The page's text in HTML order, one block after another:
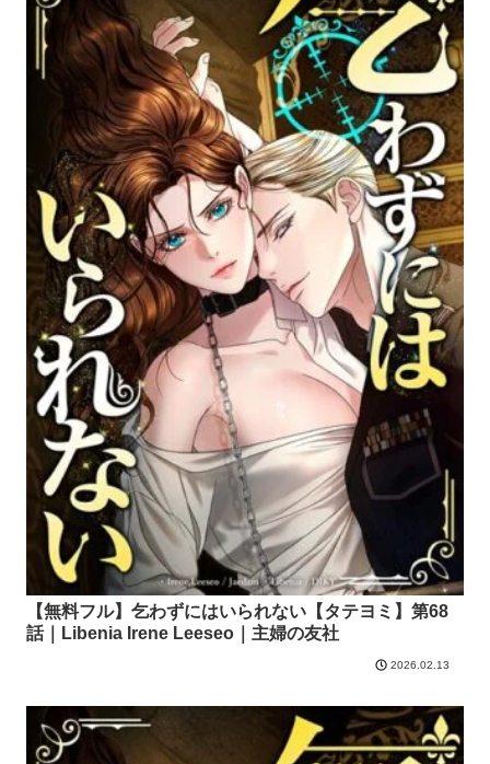
【無料フル】乞わずにはいられない【タテヨミ】第68
話｜Libenia Irene Leeseo｜主婦の友社
2026.02.13